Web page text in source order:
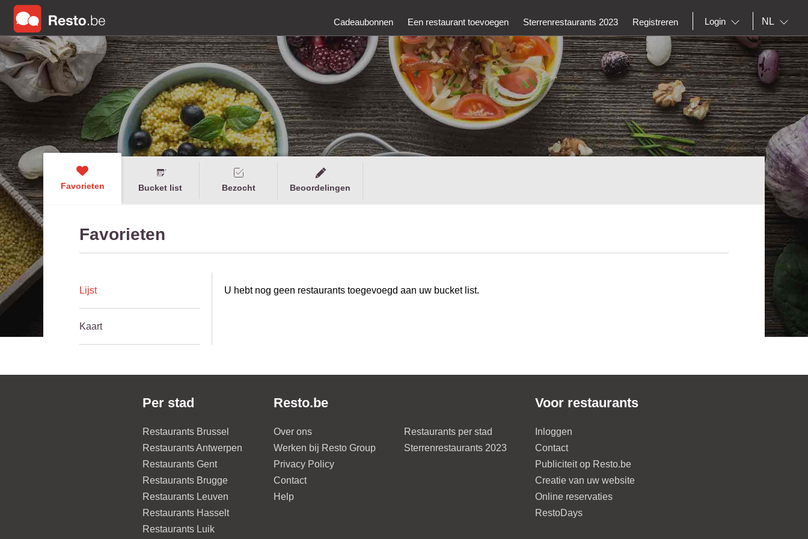
Cadeaubonnen Een restaurant toevoegen Sterrenrestaurants 2023 Registreren Login NL
Favorieten Bucket list Bezocht Beoordelingen
Favorieten
Lijst
Kaart
U hebt nog geen restaurants toegevoegd aan uw bucket list.
Per stad
Restaurants Brussel
Restaurants Antwerpen
Restaurants Gent
Restaurants Brugge
Restaurants Leuven
Restaurants Hasselt
Restaurants Luik
Resto.be
Over ons
Werken bij Resto Group
Privacy Policy
Contact
Help
Restaurants per stad
Sterrenrestaurants 2023
Voor restaurants
Inloggen
Contact
Publiciteit op Resto.be
Creatie van uw website
Online reservaties
RestoDays